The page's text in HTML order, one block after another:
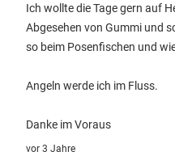
Ich wollte die Tage gern auf
Abgesehen von Gummi und
so beim Posenfischen und
Angeln werde ich im Fluss.
Danke im Voraus
vor 3 Jahre